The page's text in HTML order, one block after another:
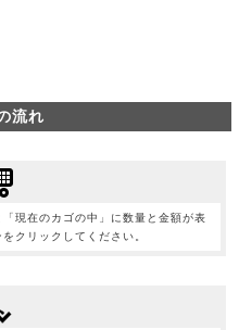
流れ
現在のカゴの中」に数量と金額が表
クリックしてください。